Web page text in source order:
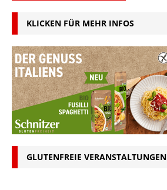
KLICKEN FÜR MEHR INFOS
GLUTENFREIE VERANSTALTUNGEN